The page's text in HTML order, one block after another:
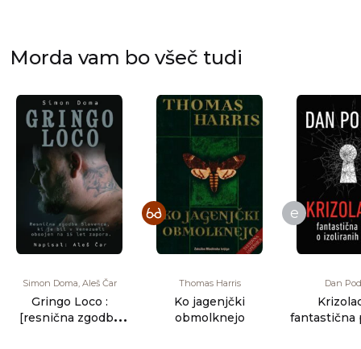
Morda vam bo všeč tudi
Simon Doma, Aleš Čar
Gringo Loco :
[resnična zgodba
Thomas Harris
Ko jagenjčki
obmolknejo
e
Dan
fantastična